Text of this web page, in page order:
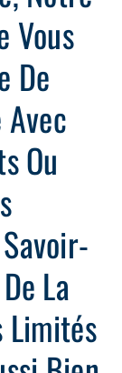
Vous
De
Ou
La
Limités